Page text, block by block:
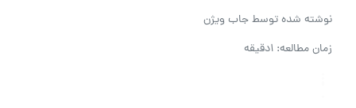
نوشته شده توسطجاب ویژن
زمان مطالعه: 1دقیقه